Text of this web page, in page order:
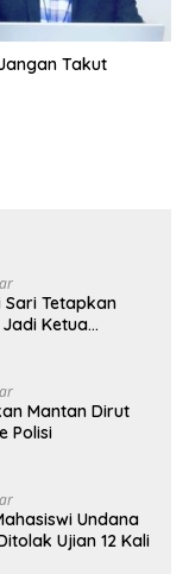
Takut
Sari Tetapkan
Jadi Ketua
Mantan Dirut
Polisi
Undana
Ujian 12 Kali